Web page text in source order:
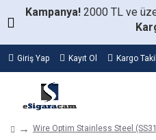
Kampanya! 2000 TL ve
Giriş Yap Kayıt Ol Kargo
Wire Optim Stainless Steel